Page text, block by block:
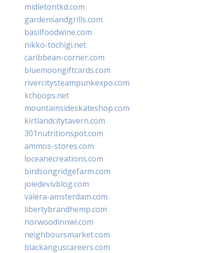
midletontkd.com
gardensandgrills.com
basilfoodwine.com
nikko-tochigi.net
caribbean-corner.com
bluemoongiftcards.com
rivercitysteampunkexpo.com
kchoops.net
mountainsideskateshop.com
kirtlandcitytavern.com
301nutritionspot.com
ammos-stores.com
loceanecreations.com
birdsongridgefarm.com
joiedevivblog.com
valera-amsterdam.com
libertybrandhemp.com
norwoodinnwi.com
neighboursmarket.com
blackanguscareers.com